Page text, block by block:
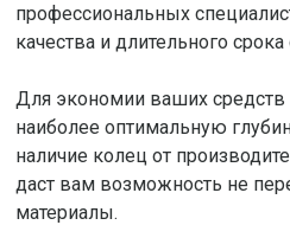
профессиональных
качества и длительного
Для экономии ваших средств
наиболее оптимальную
наличие колец от
даст вам возможность не
материалы.